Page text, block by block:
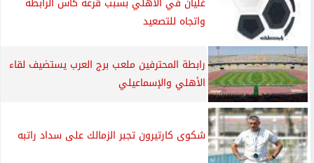
واتجاه للتصعيد
رابطة المحترفين ملعب برج العرب يستضيف لقاء
الأهلي والإسماعيلي
شكوى كارتيرون تجبر الزمالك على سداد راتبه